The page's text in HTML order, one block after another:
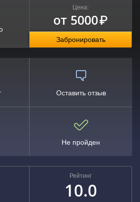
Цена:
от 5000₽
Забронировать
Оставить отзыв
Не пройден
Рейтинг
10.0